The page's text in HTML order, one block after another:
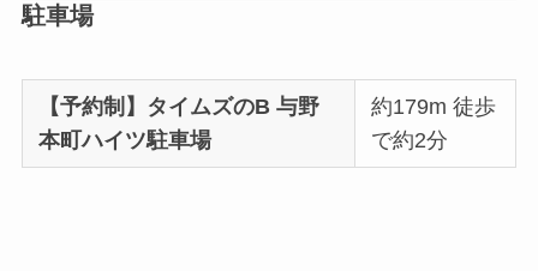
駐車場
【予約制】タイムズのB 与野
本町ハイツ駐車場
約179m 徒歩
で約2分